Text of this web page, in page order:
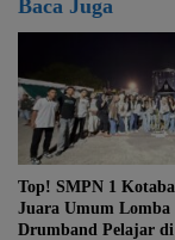
Baca Juga
Top! SMPN 1
Juara Umum Lomba
Drumband Pelajar